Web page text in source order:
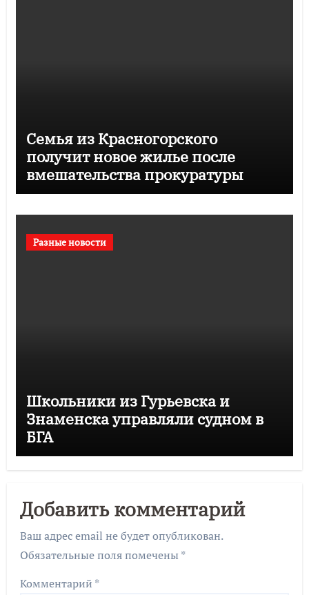
Семья из Красногорского
получит новое жилье после
вмешательства прокуратуры
Разные новости
Школьники из Гурьевска и
Знаменска управляли судном в
БГА
Добавить комментарий
Ваш адрес email не будет опубликован.
Обязательные поля помечены *
Комментарий *